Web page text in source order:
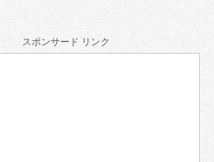
スポンサード リンク